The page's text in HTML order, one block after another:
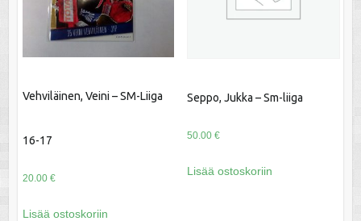
Vehviläinen, Veini – SM-Liiga
16-17
20.00 €
Lisää ostoskoriin
Seppo, Jukka – Sm-liiga
50.00 €
Lisää ostoskoriin